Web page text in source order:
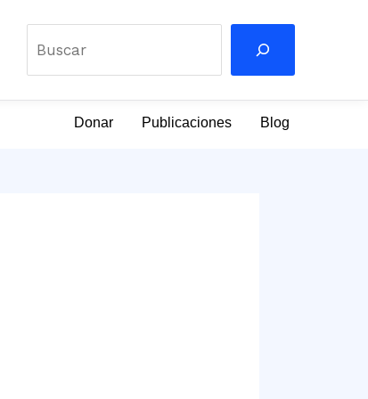
Buscar
Donar Publicaciones Blog